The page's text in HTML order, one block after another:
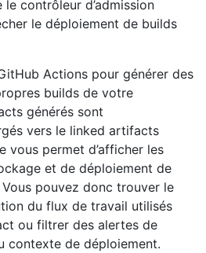
le contrôleur d’admission
le déploiement de builds
Actions pour générer des
builds de votre
générés sont
vers le linked artifacts
vous permet d’afficher les
et de déploiement de
pouvez donc trouver le
du flux de travail utilisés
ou filtrer des alertes de
contexte de déploiement.